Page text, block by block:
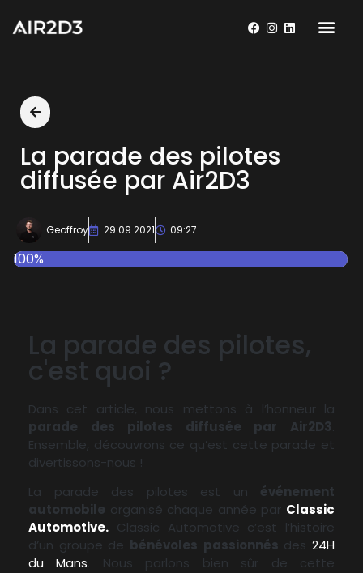
La parade des pilotes
diffusée par Air2D3
Geoffroy 29.09.2021 09:27
100%
La parade des pilotes,
c'est quoi ?
Dans cet article, nous mettons à l’honneur la
parade des pilotes diffusée par Air2D3.
Ensemble, découvrons ce qu’est cette parade et
divertissons-nous !
La parade des pilotes est un événement
automobile organisé chaque année par Classic
Automotive. Classic Automotive c’est l’histoire
d’un groupe de bénévoles passionnés des24H
du Mans. Nous parlons bien sûr de cette